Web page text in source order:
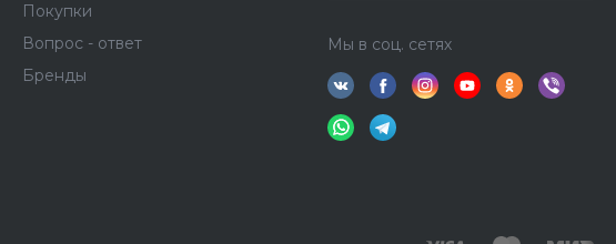
Покупки
Вопрос - ответ
Бренды
Мы в соц. сетях